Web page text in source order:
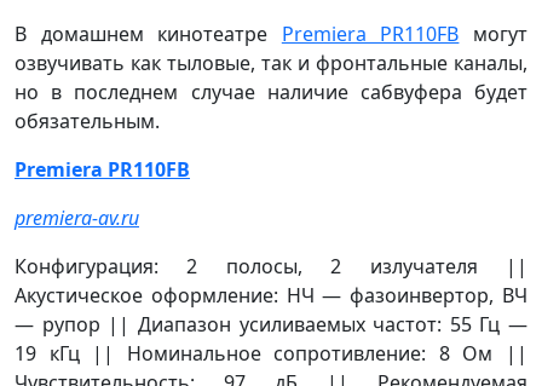
В домашнем кинотеатре Premiera PR110FB могут
озвучивать как тыловые, так и фронтальные каналы,
но в последнем случае наличие сабвуфера будет
обязательным.
Premiera PR110FB
premiera-av.ru
Конфигурация: 2 полосы, 2 излучателя ||
Акустическое оформление: НЧ — фазоинвертор, ВЧ
— рупор || Диапазон усиливаемых частот: 55 Гц —
19 кГц || Номинальное сопротивление: 8 Ом ||